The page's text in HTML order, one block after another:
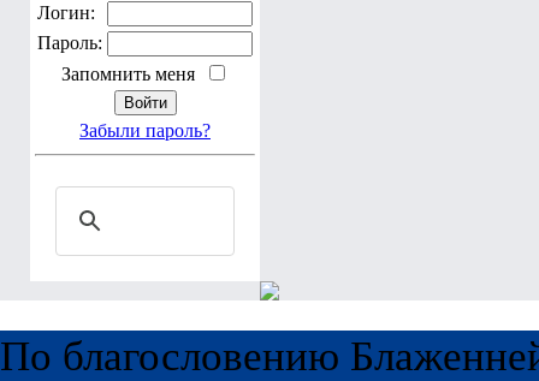
Логин:
Пароль:
Запомнить меня
Забыли пароль?
По благословению